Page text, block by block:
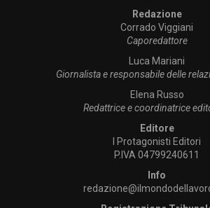
Redazione
Corrado Viggiani
Caporedattore
Luca Mariani
Giornalista e responsabile delle
Elena Russo
Redattrice e coordinatrice
Editore
I Protagonisti Editori
P.IVA 04799240611
Info